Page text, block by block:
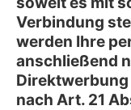
Verbindung
werden Ihre
anschließend
nach Art. 21